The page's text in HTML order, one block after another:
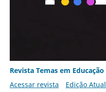
Revista Temas em Educação
Acessar revista
Edição Atual